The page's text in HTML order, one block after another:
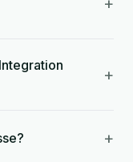
+
+